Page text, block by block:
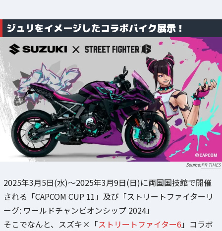
ジュリをイメージしたコラボバイク展示！
PR TIMES
2025年3月5日(水)～2025年3月9日(日)に両国国技館で開催
される「CAPCOM CUP 11」及び「ストリートファイターリ
ーグ: ワールドチャンピオンシップ 2024」
そこでなんと、スズキ×「ストリートファイター6 」コラボ